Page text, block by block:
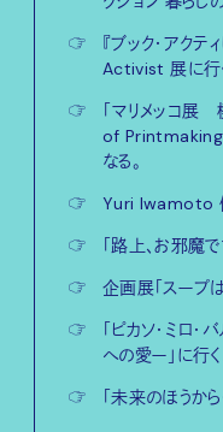
☞
『ブック・アク
Activist 展に行
☞
「マリメッコ
of Printmaking
なる。
☞
Yuri Iwamoto
☞
「路上、お邪魔で
☞
企画展「スープ
☞
「ピカソ・ミロ
への愛ー」に行く
☞
「未来のほうから